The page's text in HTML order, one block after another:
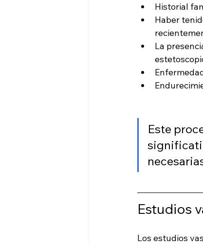
Historial
Haber
La
Este
Estudios
Los estudios